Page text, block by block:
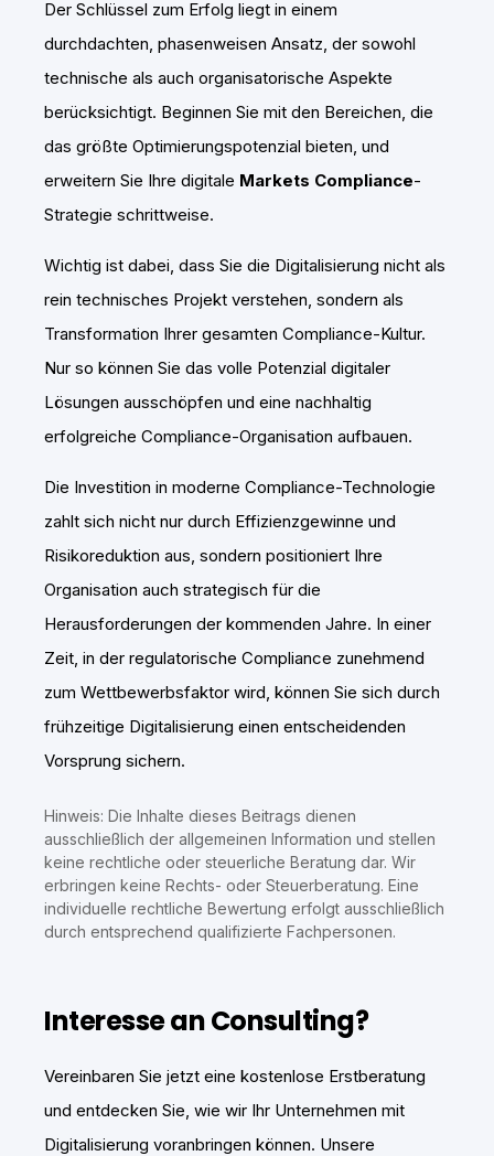
Der Schlüssel zum Erfolg liegt in einem
durchdachten, phasenweisen Ansatz, der sowohl
technische als auch organisatorische Aspekte
berücksichtigt. Beginnen Sie mit den Bereichen, die
das größte Optimierungspotenzial bieten, und
erweitern Sie Ihre digitale Markets Compliance-
Strategie schrittweise.
Wichtig ist dabei, dass Sie die Digitalisierung nicht als
rein technisches Projekt verstehen, sondern als
Transformation Ihrer gesamten Compliance-Kultur.
Nur so können Sie das volle Potenzial digitaler
Lösungen ausschöpfen und eine nachhaltig
erfolgreiche Compliance-Organisation aufbauen.
Die Investition in moderne Compliance-Technologie
zahlt sich nicht nur durch Effizienzgewinne und
Risikoreduktion aus, sondern positioniert Ihre
Organisation auch strategisch für die
Herausforderungen der kommenden Jahre. In einer
Zeit, in der regulatorische Compliance zunehmend
zum Wettbewerbsfaktor wird, können Sie sich durch
frühzeitige Digitalisierung einen entscheidenden
Vorsprung sichern.
Hinweis: Die Inhalte dieses Beitrags dienen
ausschließlich der allgemeinen Information und stellen
keine rechtliche oder steuerliche Beratung dar. Wir
erbringen keine Rechts- oder Steuerberatung. Eine
individuelle rechtliche Bewertung erfolgt ausschließlich
durch entsprechend qualifizierte Fachpersonen.
Interesse an Consulting?
Vereinbaren Sie jetzt eine kostenlose Erstberatung
und entdecken Sie, wie wir Ihr Unternehmen mit
Digitalisierung voranbringen können. Unsere